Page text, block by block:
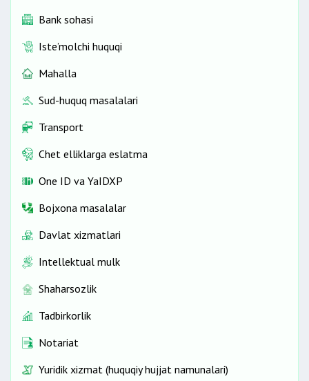
Bank sohasi
Iste’molchi huquqi
Mahalla
Sud-huquq masalalari
Transport
Chet elliklarga eslatma
One ID vа YaIDXP
Bojxona masalalar
Davlat xizmatlari
Intellektual mulk
Shaharsozlik
Tadbirkorlik
Notariat
Yuridik xizmat (huquqiy hujjat namunalari)